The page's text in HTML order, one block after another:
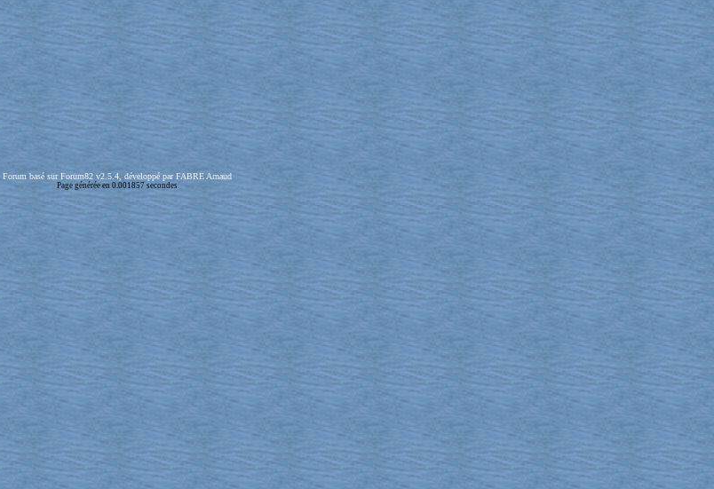
Forum basé sur Forum82 v2.5.4, développé par FABRE Arnaud
Page générée en 0.001857 secondes